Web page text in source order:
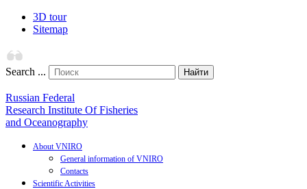
3D tour
Sitemap
Search ... Найти
Russian Federal
Research Institute Of Fisheries
and Oceanography
About VNIRO
General information of VNIRO
Contacts
Scientific Activities